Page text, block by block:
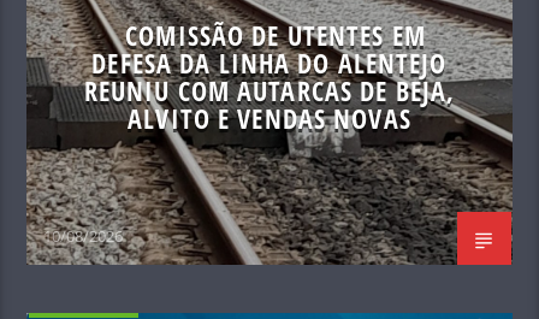
COMISSÃO DE UTENTES EM
DEFESA DA LINHA DO ALENTEJO
REUNIU COM AUTARCAS DE BEJA,
ALVITO E VENDAS NOVAS
10/08/2026